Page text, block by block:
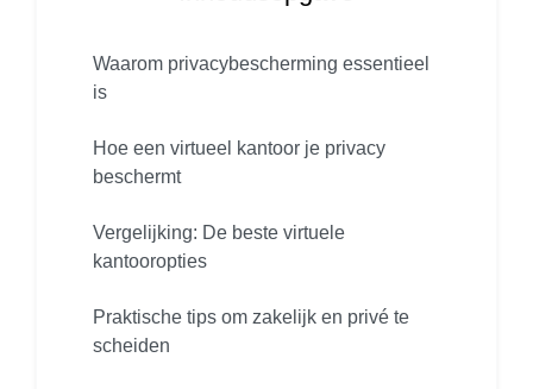
Waarom privacybescherming essentieel
is
Hoe een virtueel kantoor je privacy
beschermt
Vergelijking: De beste virtuele
kantooropties
Praktische tips om zakelijk en privé te
scheiden